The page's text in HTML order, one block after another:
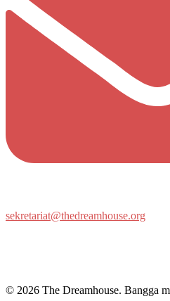
sekretariat@thedreamhouse.org
© 2026 The Dreamhouse. Bangga